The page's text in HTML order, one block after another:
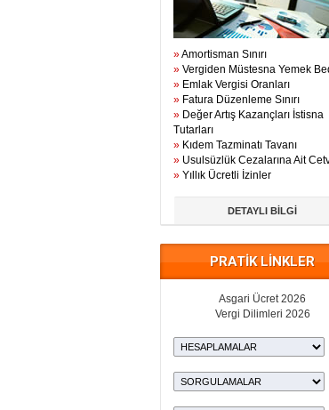
»Amortisman Sınırı
» Vergiden Müstesna Yemek
» Emlak Vergisi Oranları
» Fatura Düzenleme Sınırı
» Değer Artış Kazançları İstisna
Tutarları
» Kıdem Tazminatı Tavanı
» Usulsüzlük Cezalarına Ait
» Yıllık Ücretli İzinler
DETAYLI BİLGİ
PRATİK LİNKLER
Asgari Ücret 2026
Vergi Dilimleri 2026